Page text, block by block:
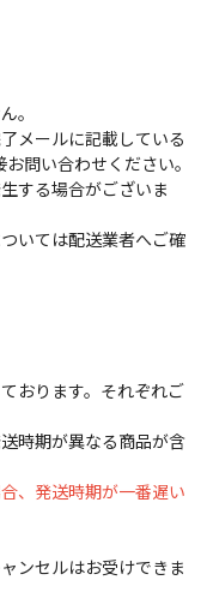
。
メールに記載している
問い合わせください。
する場合がございま
いては配送業者へご確
おります。それぞれご
時期が異なる商品が含
、発送時期が一番遅い
ンセルはお受けできま